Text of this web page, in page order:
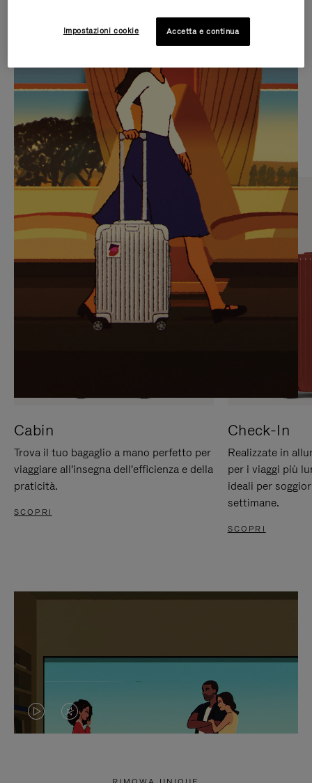
NON
È
IN
PAUSA,
PREMERE
PER
METTERLO
PAUSA
È
SILENZIATO,
PREMI
PER
ATTIVARE
LAUDIO
SELEZIONI REGALO CURATE
Trova la compagna perfetta
per ogni viaggio
Cabin
Trova il tuo bagaglio a mano perfetto per
viaggiare all'insegna dell'efficienza e della
praticità.
SCOPRI
Check-In
Realizzate in
per i viaggi più
ideali per
settimane.
SCOPRI
IL
IL
Impostazioni cookie Accetta e continua